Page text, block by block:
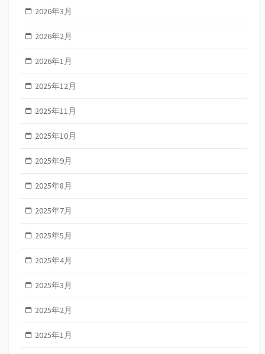
2026年3月
2026年2月
2026年1月
2025年12月
2025年11月
2025年10月
2025年9月
2025年8月
2025年7月
2025年5月
2025年4月
2025年3月
2025年2月
2025年1月